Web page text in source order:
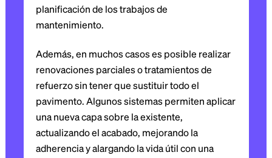
planificación de los trabajos de
mantenimiento.
Además, en muchos casos es posible realizar
renovaciones parciales o tratamientos de
refuerzo sin tener que sustituir todo el
pavimento. Algunos sistemas permiten aplicar
una nueva capa sobre la existente,
actualizando el acabado, mejorando la
adherencia y alargando la vida útil con una